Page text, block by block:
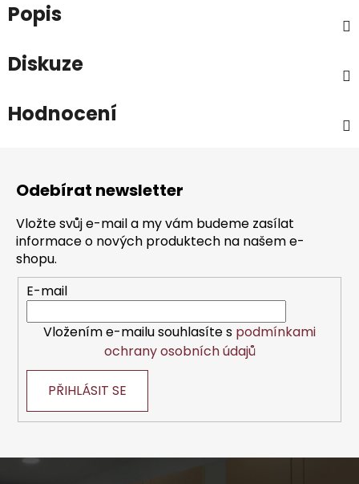
Popis
Diskuze
Hodnocení
Odebírat newsletter
Vložte svůj e-mail a my vám budeme zasílat
informace o nových produktech na našem e-
shopu.
E-mail
Vložením e-mailu souhlasíte s podmínkami
ochrany osobních údajů
PŘIHLÁSIT SE